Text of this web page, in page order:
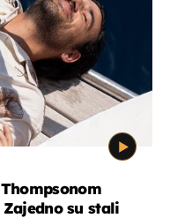
su stali